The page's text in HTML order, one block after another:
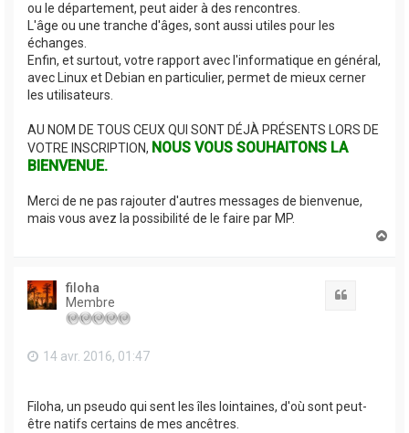
ou le département, peut aider à des rencontres.
L'âge ou une tranche d'âges, sont aussi utiles pour les
échanges.
Enfin, et surtout, votre rapport avec l'informatique en général,
avec Linux et Debian en particulier, permet de mieux cerner
les utilisateurs.
AU NOM DE TOUS CEUX QUI SONT DÉJÀ PRÉSENTS LORS DE
VOTRE INSCRIPTION, NOUS VOUS SOUHAITONS LA
BIENVENUE.
Merci de ne pas rajouter d'autres messages de bienvenue,
mais vous avez la possibilité de le faire par MP.
filoha
Membre
14 avr. 2016, 01:47
Filoha, un pseudo qui sent les îles lointaines, d'où sont peut-
être natifs certains de mes ancêtres.